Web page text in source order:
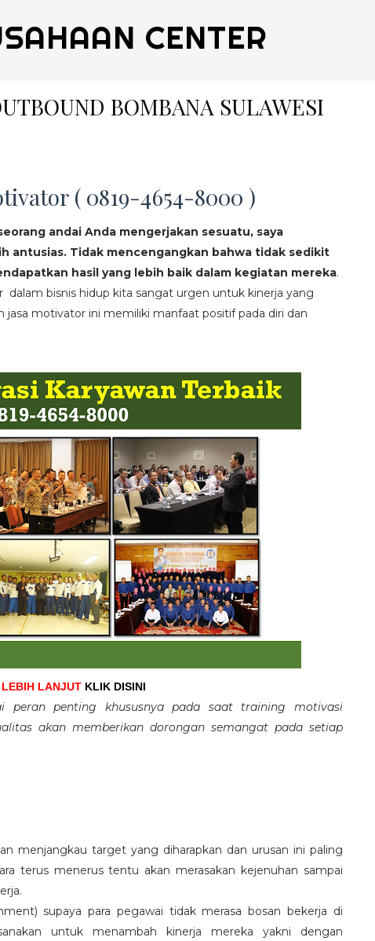
CENTER
BOMBANA SULAWESI
( 0819-4654-8000 )
andai Anda mengerjakan sesuatu, saya
antusias. Tidak mencengangkan bahwa tidak sedikit
hasil yang lebih baik dalam kegiatan mereka.
bisnis hidup kita sangat urgen untuk kinerja yang
jasa motivator ini memiliki manfaat positif pada diri dan
LANJUT KLIK DISINI
peran penting khususnya pada saat training motivasi
akan memberikan dorongan semangat pada setiap
menjangkau target yang diharapkan dan urusan ini paling
terus menerus tentu akan merasakan kejenuhan sampai
supaya para pegawai tidak merasa bosan bekerja di
untuk menambah kinerja mereka yakni dengan